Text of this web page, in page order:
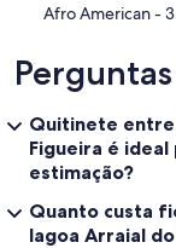
Quitinete entre
Figueira é ideal
estimação?
Quanto custa
lagoa Arraial